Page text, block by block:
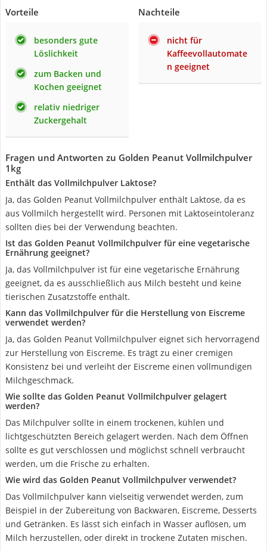
Vorteile
besonders gute
Löslichkeit
zum Backen und
Kochen geeignet
relativ niedriger
Zuckergehalt
Nachteile
nicht für
Kaffeevollautomate
n geeignet
Fragen und Antworten zu Golden Peanut Vollmilchpulver
1kg
Enthält das Vollmilchpulver Laktose?
Ja, das Golden Peanut Vollmilchpulver enthält Laktose, da es
aus Vollmilch hergestellt wird. Personen mit Laktoseintoleranz
sollten dies bei der Verwendung beachten.
Ist das Golden Peanut Vollmilchpulver für eine vegetarische
Ernährung geeignet?
Ja, das Vollmilchpulver ist für eine vegetarische Ernährung
geeignet, da es ausschließlich aus Milch besteht und keine
tierischen Zusatzstoffe enthält.
Kann das Vollmilchpulver für die Herstellung von Eiscreme
verwendet werden?
Ja, das Golden Peanut Vollmilchpulver eignet sich hervorragend
zur Herstellung von Eiscreme. Es trägt zu einer cremigen
Konsistenz bei und verleiht der Eiscreme einen vollmundigen
Milchgeschmack.
Wie sollte das Golden Peanut Vollmilchpulver gelagert
werden?
Das Milchpulver sollte in einem trockenen, kühlen und
lichtgeschützten Bereich gelagert werden. Nach dem Öffnen
sollte es gut verschlossen und möglichst schnell verbraucht
werden, um die Frische zu erhalten.
Wie wird das Golden Peanut Vollmilchpulver verwendet?
Das Vollmilchpulver kann vielseitig verwendet werden, zum
Beispiel in der Zubereitung von Backwaren, Eiscreme, Desserts
und Getränken. Es lässt sich einfach in Wasser auflösen, um
Milch herzustellen, oder direkt in trockene Zutaten mischen.